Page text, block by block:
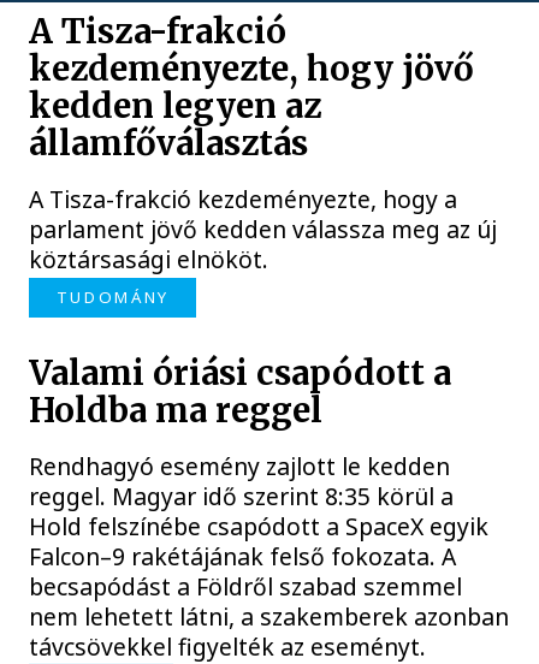
A Tisza-frakció
kezdeményezte, hogy jövő
kedden legyen az
államfőválasztás
A Tisza-frakció kezdeményezte, hogy a
parlament jövő kedden válassza meg az új
köztársasági elnököt.
TUDOMÁNY
Valami óriási csapódott a
Holdba ma reggel
Rendhagyó esemény zajlott le kedden
reggel. Magyar idő szerint 8:35 körül a
Hold felszínébe csapódott a SpaceX egyik
Falcon–9 rakétájának felső fokozata. A
becsapódást a Földről szabad szemmel
nem lehetett látni, a szakemberek azonban
távcsövekkel figyelték az eseményt.